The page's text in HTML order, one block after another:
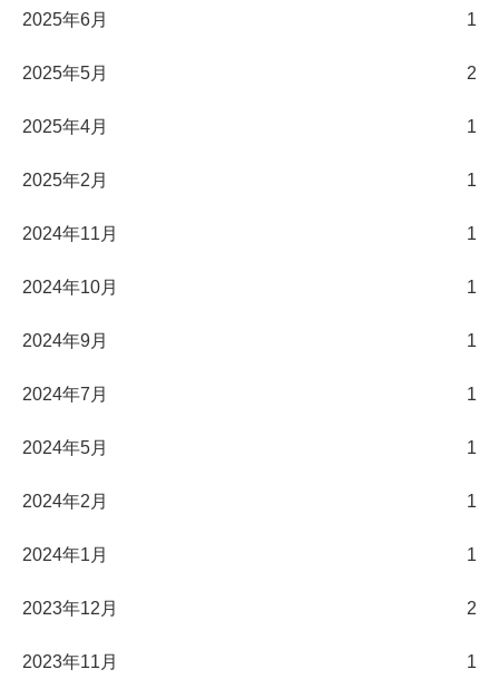
2025年6月 1
2025年5月 2
2025年4月 1
2025年2月 1
2024年11月 1
2024年10月 1
2024年9月 1
2024年7月 1
2024年5月 1
2024年2月 1
2024年1月 1
2023年12月 2
2023年11月 1